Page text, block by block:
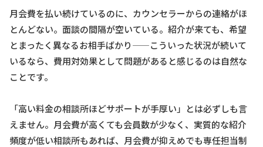
月会費を払い続けているのに、カウンセラーからの連絡がほ
とんどない。面談の間隔が空いている。紹介が来ても、希望
とまったく異なるお相手ばかり——こういった状況が続いて
いるなら、費用対効果として問題があると感じるのは自然な
ことです。
「高い料金の相談所ほどサポートが手厚い」とは必ずしも言
えません。月会費が高くても会員数が少なく、実質的な紹介
頻度が低い相談所もあれば、月会費が抑えめでも専任担当制